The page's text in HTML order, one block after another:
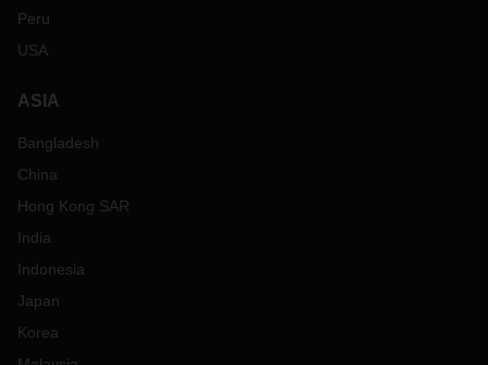
Peru
USA
ASIA
Bangladesh
China
Hong Kong SAR
India
Indonesia
Japan
Korea